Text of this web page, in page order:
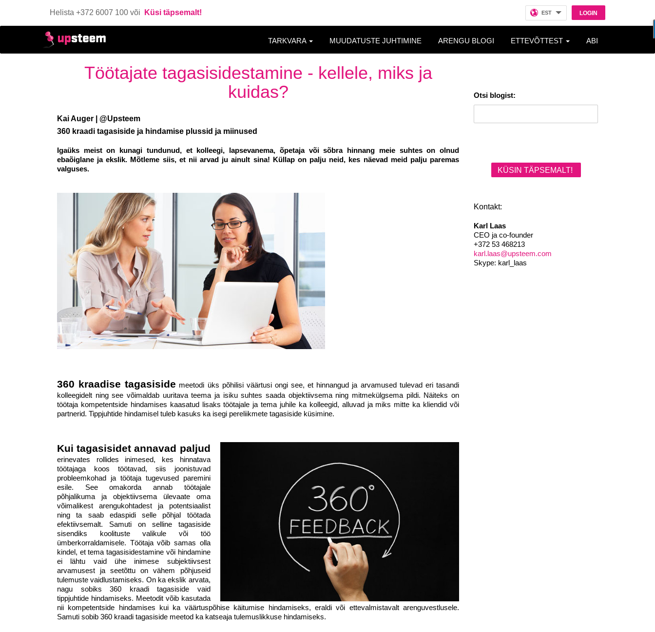
Helista +372 6007 100 või Küsi täpsemalt! LOGIN
EST
TARKVARA MUUDATUSTE JUHTIMINE ARENGU BLOGI ETTEVÕTTEST ABI
Töötajate tagasisidestamine - kellele, miks ja
kuidas?
Kai Auger | @Upsteem
360 kraadi tagasiside ja hindamise plussid ja miinused
Igaüks meist on kunagi tundunud, et kolleegi, lapsevanema, õpetaja või sõbra hinnang meie suhtes on olnud
ebaõiglane ja ekslik. Mõtleme siis, et nii arvad ju ainult sina! Küllap on palju neid, kes näevad meid palju paremas
valguses.
360 kraadise tagasiside meetodi üks põhilisi väärtusi ongi see, et hinnangud ja arvamused tulevad eri tasandi
kolleegidelt ning see võimaldab uuritava teema ja isiku suhtes saada objektiivsema ning mitmekülgsema pildi. Näiteks on
töötaja kompetentside hindamises kaasatud lisaks töötajale ja tema juhile ka kolleegid, alluvad ja miks mitte ka kliendid või
partnerid. Tippjuhtide hindamisel tuleb kasuks ka isegi pereliikmete tagasiside küsimine.
Kui tagasisidet annavad paljud
erinevates rollides inimesed, kes hinnatava
töötajaga koos töötavad, siis joonistuvad
probleemkohad ja töötaja tugevused paremini
esile. See omakorda annab töötajale
põhjalikuma ja objektiivsema ülevaate oma
võimalikest arengukohtadest ja potentsiaalist
ning ta saab edaspidi selle põhjal töötada
efektiivsemalt. Samuti on selline tagasiside
sisendiks koolituste valikule või töö
ümberkorraldamisele. Töötaja võib samas olla
kindel, et tema tagasisidestamine või hindamine
ei lähtu vaid ühe inimese subjektiivsest
arvamusest ja seetõttu on vähem põhjuseid
tulemuste vaidlustamiseks. On ka ekslik arvata,
nagu sobiks 360 kraadi tagasiside vaid
tippjuhtide hindamiseks. Meetodit võib kasutada
nii kompetentside hindamises kui ka väärtuspõhise käitumise hindamiseks, eraldi või ettevalmistavalt arenguvestlusele.
Samuti sobib 360 kraadi tagasiside meetod ka katseaja tulemuslikkuse hindamiseks.
Otsi blogist:
KÜSIN TÄPSEMALT!
Kontakt:
Karl Laas
CEO ja co-founder
+372 53 468213
karl.laas@upsteem.com
Skype: karl_laas